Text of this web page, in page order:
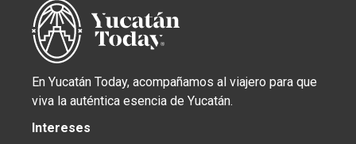
En Yucatán Today, acompañamos al viajero para que
viva la auténtica esencia de Yucatán.
Intereses